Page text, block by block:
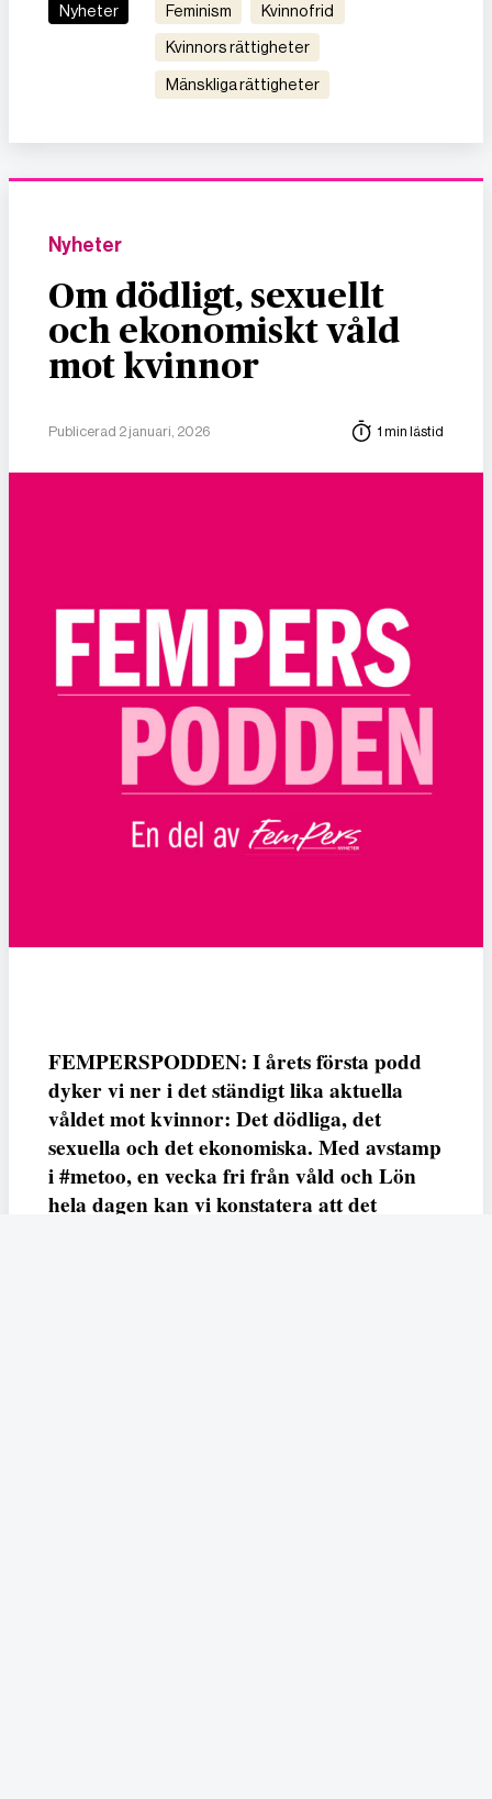
Nyheter feminism kvinnofrid
kvinnors rättigheter
mänskliga rättigheter
Nyheter
Om dödligt, sexuellt
och ekonomiskt våld
mot kvinnor
Publicerad 2 januari, 2026 1 min lästid
FEMPERSPODDEN: I årets första podd
dyker vi ner i det ständigt lika aktuella
våldet mot kvinnor: Det dödliga, det
sexuella och det ekonomiska. Med avstamp
i #metoo, en vecka fri från våld och Lön
hela dagen kan vi konstatera att det